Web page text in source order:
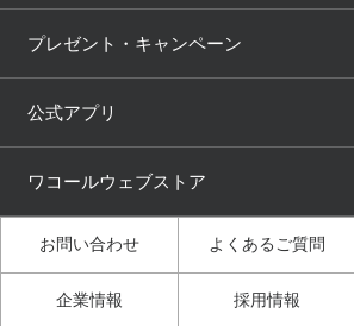
Licensed Brands
ニュース＆トピックス
ブラパン ワコ
大人の工場見学inベトナム
人
学
ガイド
3Dボディスキャン体験（マ
プレゼント・キャンペーン
公式アプリ
ワコールウェブストア
お問い合わせ よくあるご質問
企業情報 採用情報